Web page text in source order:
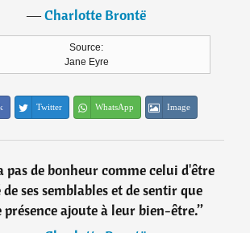
―Charlotte Brontë
Source:
Jane Eyre
Twitter WhatsApp Image
pas de bonheur comme celui d'être
ses semblables et de sentir que
présence ajoute à leur bien-être.”